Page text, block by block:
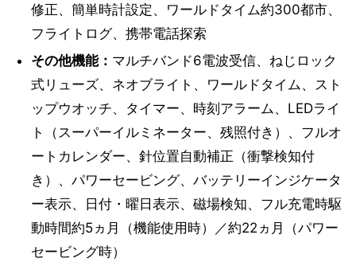
修正、簡単時計設定、ワールドタイム約300都市、
フライトログ、携帯電話探索
その他機能： マルチバンド6電波受信、ねじロック
式リューズ、ネオブライト、ワールドタイム、スト
ップウオッチ、タイマー、時刻アラーム、LEDライ
ト（スーパーイルミネーター、残照付き）、フルオ
ートカレンダー、針位置自動補正（衝撃検知付
き）、パワーセービング、バッテリーインジケータ
ー表示、日付・曜日表示、磁場検知、フル充電時駆
動時間約5ヵ月（機能使用時）／約22ヵ月（パワー
セービング時）